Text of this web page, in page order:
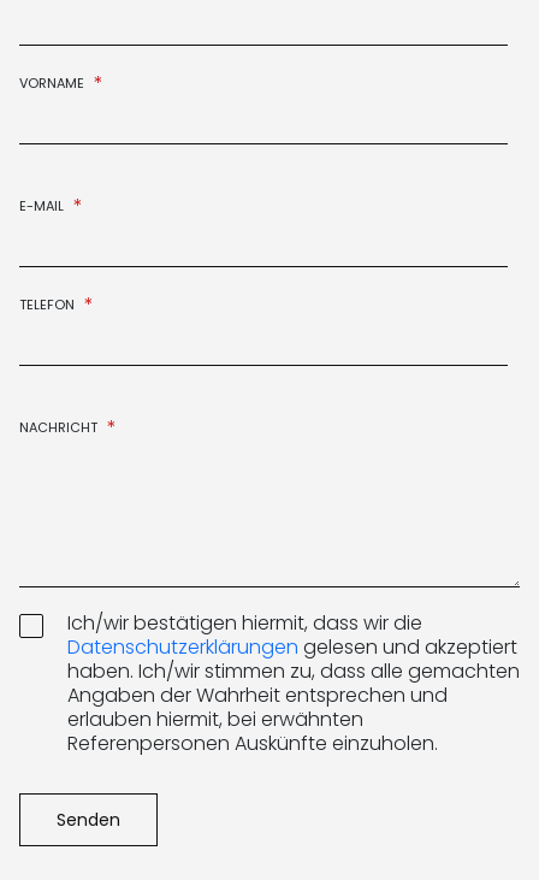
VORNAME *
E-MAIL *
TELEFON *
NACHRICHT *
D
A
Ich/wir bestätigen hiermit, dass wir die
Datenschutzerklärungen gelesen und akzeptiert
haben. Ich/wir stimmen zu, dass alle gemachten
Angaben der Wahrheit entsprechen und
erlauben hiermit, bei erwähnten
Referenpersonen Auskünfte einzuholen.
Senden